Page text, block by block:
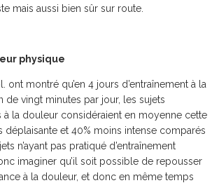
mais aussi bien sûr sur route.
physique
ont montré qu’en 4 jours d’entraînement à la
de vingt minutes par jour, les sujets
à la douleur considéraient en moyenne cette
déplaisante et 40% moins intense comparés
n’ayant pas pratiqué d’entraînement
imaginer qu’il soit possible de repousser
à la douleur, et donc en même temps